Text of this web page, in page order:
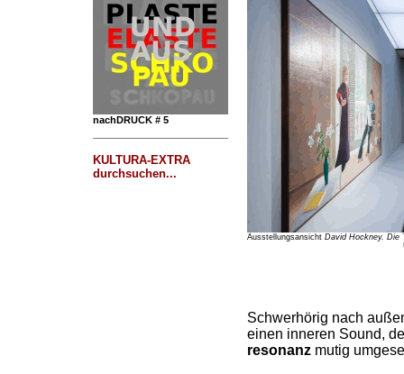
nachDRUCK # 5
KULTURA-EXTRA
durchsuchen...
Ausstellungsansicht David Hockney. Die
Schwerhörig nach
einen inneren Sound,
resonanzmutig